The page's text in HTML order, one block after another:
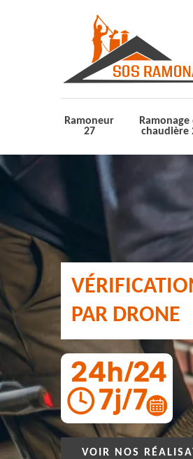
Ramoneur
27
Ramonage
chaudière
PAR DRONE
VOIR NOS